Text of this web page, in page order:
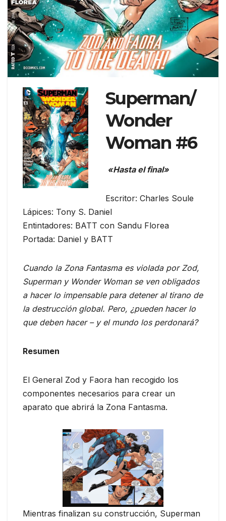
Superman/
Wonder
Woman #6
«Hasta el final»
Escritor: Charles Soule
Lápices: Tony S. Daniel
Entintadores: BATT con Sandu Florea
Portada: Daniel y BATT
Cuando la Zona Fantasma es violada por Zod,
Superman y Wonder Woman se ven obligados
a hacer lo impensable para detener al tirano de
la destrucción global. Pero, ¿pueden hacer lo
que deben hacer – y el mundo los perdonará?
Resumen
El General Zod y Faora han recogido los
componentes necesarios para crear un
aparato que abrirá la Zona Fantasma.
Mientras finalizan su construcción, Superman